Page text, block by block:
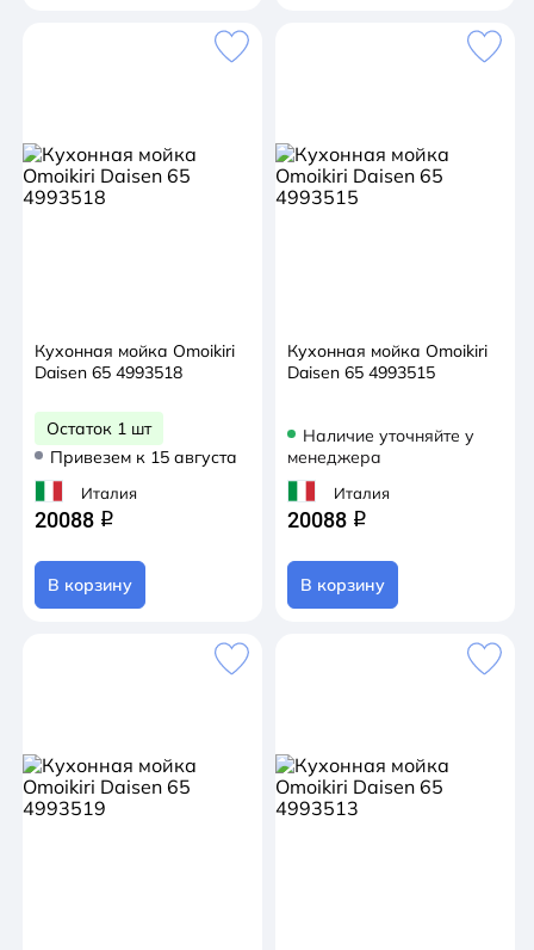
Кухонная мойка Omoikiri
Daisen 65 4993518
Остаток 1 шт
Привезем к 15 августа
Италия
20088 q
В корзину
Кухонная мойка Omoikiri
Daisen 65 4993515
Наличие уточняйте у
менеджера
Италия
20088 q
В корзину